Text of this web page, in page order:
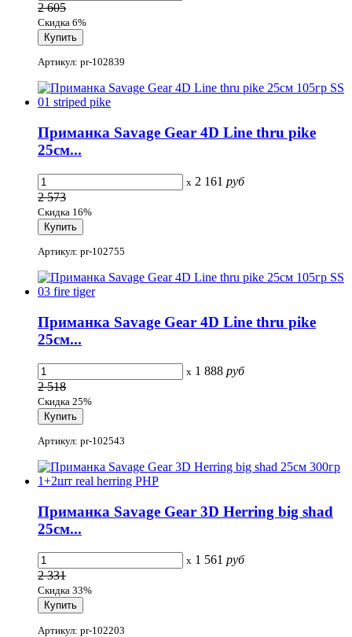
2 605
Скидка 6%
Артикул: pr-102839
Приманка Savage Gear 4D Line thru pike
25см...
x 2 161 руб
2 573
Скидка 16%
Артикул: pr-102755
Приманка Savage Gear 4D Line thru pike
25см...
x 1 888 руб
2 518
Скидка 25%
Артикул: pr-102543
Приманка Savage Gear 3D Herring big shad
25см...
x 1 561 руб
2 331
Скидка 33%
Артикул: pr-102203